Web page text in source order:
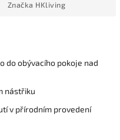
Značka HKliving
do obývacího pokoje nad
nástřiku
v přírodním provedení